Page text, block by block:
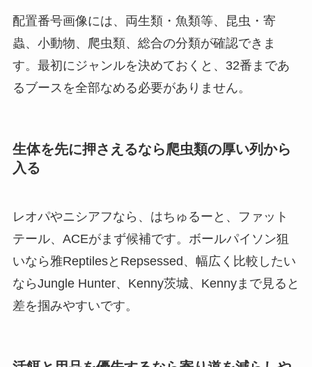
配置番号画像には、両生類・魚類等、昆虫・寄
蟲、小動物、爬虫類、総合の分類が確認できま
す。最初にジャンルを決めておくと、32番まであ
るブースを全部なめる必要がありません。
生体を先に押さえるなら爬虫類の厚い列から
入る
レオパやニシアフなら、はちゅるーと、ファット
テール、ACEがまず候補です。ボールパイソン狙
いなら雅ReptilesとRepsessed、幅広く比較したい
ならJungle Hunter、Kenny茨城、Kennyまで見ると
差を掴みやすいです。